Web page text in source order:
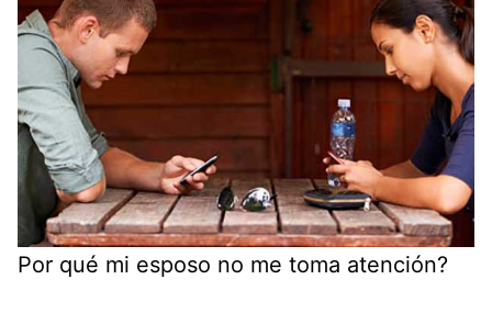
Por qué mi esposo no me toma atención?